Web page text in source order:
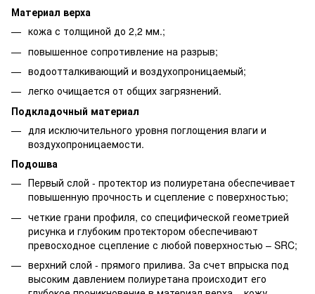
Материал верха
кожа с толщиной до 2,2 мм.;
повышенное сопротивление на разрыв;
водоотталкивающий и воздухопроницаемый;
легко очищается от общих загрязнений.
Подкладочный материал
для исключительного уровня поглощения влаги и
воздухопроницаемости.
Подошва
Первый слой - протектор из полиуретана обеспечивает
повышенную прочность и сцепление с поверхностью;
четкие грани профиля, со специфической геометрией
рисунка и глубоким протектором обеспечивают
превосходное сцепление с любой поверхностью – SRC;
верхний слой - прямого прилива. За счет впрыска под
высоким давлением полиуретана происходит его